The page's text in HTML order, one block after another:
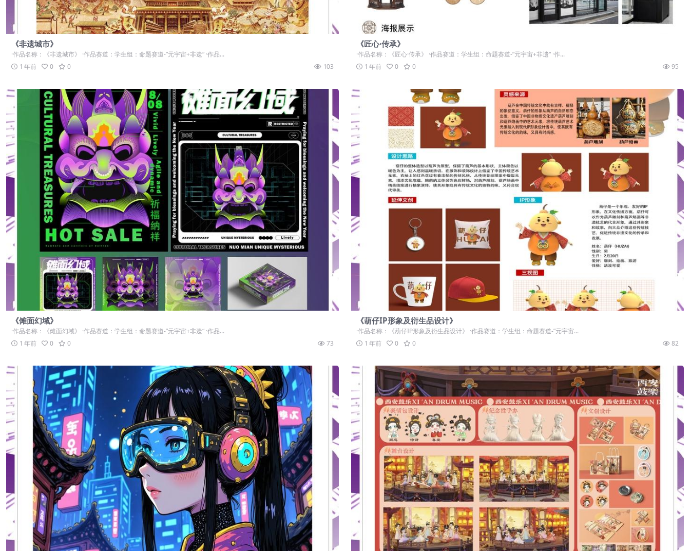
《非遗城市》
·作品名称：《非遗城市》 ·作品赛道：学生组：命题赛道-”元宇宙+非遗“ ·作品...
1 年前
0 0 103
《匠心·传承》
·作品名称：《匠心·传承》 ·作品赛道：学生组：命题赛道-”元宇宙+非遗“ ·作...
1 年前
0 0 95
《傩面幻域》
·作品名称：《傩面幻域》 ·作品赛道：学生组：命题赛道-”元宇宙+非遗“ ·作品...
1 年前
0 0 73
《葫仔IP形象及衍生品设计》
·作品名称：《葫仔IP形象及衍生品设计》 ·作品赛道：学生组：命题赛道-”元宇宙...
1 年前
0 0 82